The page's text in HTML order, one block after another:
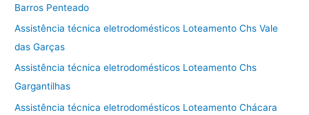
Barros Penteado
Assistência técnica eletrodomésticos Loteamento Chs Vale
das Garças
Assistência técnica eletrodomésticos Loteamento Chs
Gargantilhas
Assistência técnica eletrodomésticos Loteamento Chácara